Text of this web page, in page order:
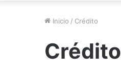
Inicio / Crédito
Crédito